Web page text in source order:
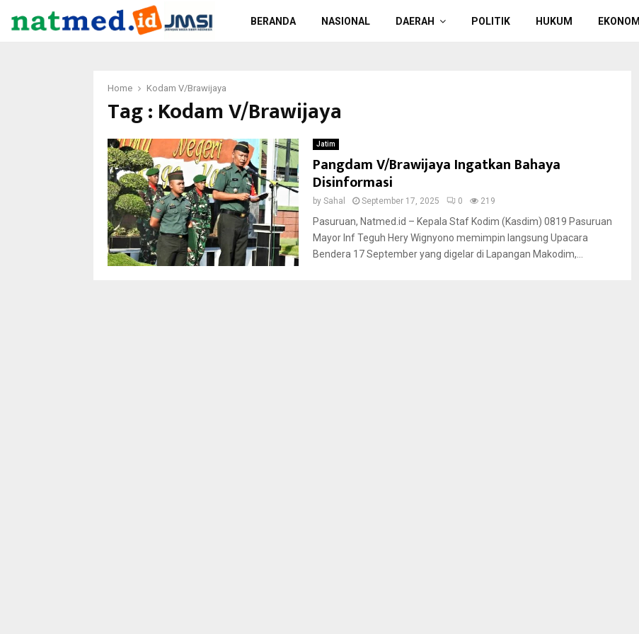
BERANDA NASIONAL DAERAH POLITIK HUKUM EKONOMI
Home Kodam V/Brawijaya
Tag : Kodam V/Brawijaya
Jatim
Pangdam V/Brawijaya Ingatkan Bahaya
Disinformasi
by Sahal September 17, 2025 0 219
Pasuruan, Natmed.id – Kepala Staf Kodim (Kasdim) 0819 Pasuruan
Mayor Inf Teguh Hery Wignyono memimpin langsung Upacara
Bendera 17 September yang digelar di Lapangan Makodim,...